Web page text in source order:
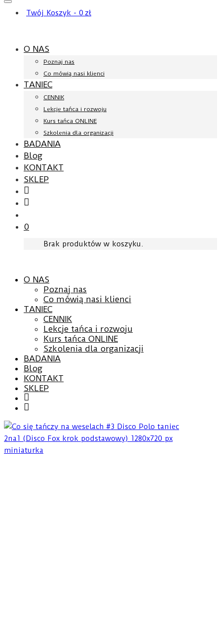
Twój Koszyk - 0 zł
O NAS
Poznaj nas
Co mówią nasi klienci
TANIEC
CENNIK
Lekcje tańca i rozwoju
Kurs tańca ONLINE
Szkolenia dla organizacji
BADANIA
Blog
KONTAKT
SKLEP
0
Brak produktów w koszyku.
O NAS
Poznaj nas
Co mówią nasi klienci
TANIEC
CENNIK
Lekcje tańca i rozwoju
Kurs tańca ONLINE
Szkolenia dla organizacji
BADANIA
Blog
KONTAKT
SKLEP